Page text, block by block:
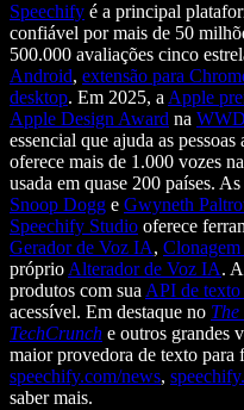
Speechify é a principal
confiável por mais de 50
500.000 avaliações cinco
Android, extensão para
desktop. Em 2025, a Apple
Apple Design Award na
essencial que ajuda as
oferece mais de 1.000 vozes
usada em quase 200 países.
Snoop Dogg e Gwyneth
Speechify Studio oferece
Gerador de Voz IA,
próprio Alterador de Voz IA.
produtos com sua API de texto
acessível. Em destaque no
TechCrunch e outros grandes
maior provedora de texto para
speechify.com/news,
saber mais.